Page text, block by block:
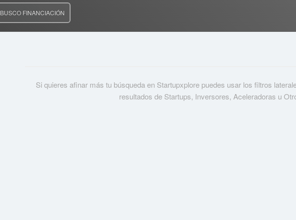
BUSCO FINANCIACIÓN
Si quieres afinar más tu búsqueda en Startupxplore puedes usar los filtros
resultados de Startups, Inversores, Aceleradoras u